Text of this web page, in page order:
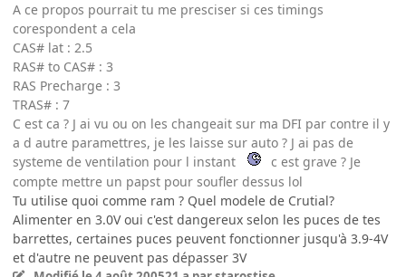
A ce propos pourrait tu me presciser si ces timings
corespondent a cela
CAS# lat : 2.5
RAS# to CAS# : 3
RAS Precharge : 3
TRAS# : 7
C est ca ? J ai vu ou on les changeait sur ma DFI par contre il y
a d autre paramettres, je les laisse sur auto ? J ai pas de
systeme de ventilation pour l instant
c est grave ? Je
compte mettre un papst pour soufler dessus lol
Tu utilise quoi comme ram ? Quel modele de Crutial?
Alimenter en 3.0V oui c'est dangereux selon les puces de tes
barrettes, certaines puces peuvent fonctionner jusqu'à 3.9-4V
et d'autre ne peuvent pas dépasser 3V